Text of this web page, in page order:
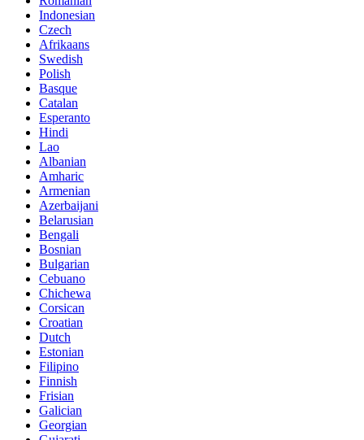
Indonesian
Czech
Afrikaans
Swedish
Polish
Basque
Catalan
Esperanto
Hindi
Lao
Albanian
Amharic
Armenian
Azerbaijani
Belarusian
Bengali
Bosnian
Bulgarian
Cebuano
Chichewa
Corsican
Croatian
Dutch
Estonian
Filipino
Finnish
Frisian
Galician
Georgian